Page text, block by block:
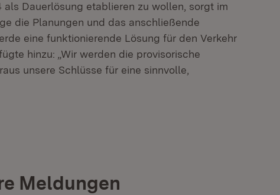
Dauerlösung etablieren zu wollen, sorgt im
die Planungen und das anschließende
eine funktionierende Lösung für den Verkehr
hinzu: „Wir werden die provisorische
unsere Schlüsse für eine sinnvolle,
Meldungen